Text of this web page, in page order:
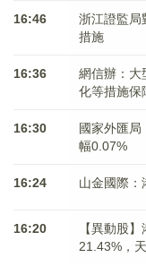
16:46
浙江證監局
措施
16:36
網信辦：大
化等措施保
16:30
國家外匯
幅0.07%
16:24 山金國際：
16:20
【異動股
21.43%，